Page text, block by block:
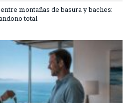
montañas de basura y baches:
total